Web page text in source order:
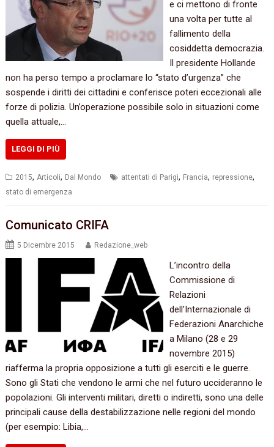
e ci mettono di fronte
una volta per tutte al
fallimento della
cosiddetta democrazia.‭
‬Il presidente Hollande
non ha perso tempo a proclamare lo‭ “‬stato d’urgenza‭” ‬che
sospende i diritti dei cittadini e conferisce poteri eccezionali alle
forze di polizia.‭ ‬Un’operazione possibile solo in situazioni come
quella attuale,‭…
LEGGI DI PIÙ
2015, Articoli, Dal Mondo attentati di Parigi, Francia, repressione,
stato di emergenza
Comunicato CRIFA
5 Dicembre 2015 Redazione_web
L’incontro della
Commissione di
Relazioni
dell’Internazionale di
Federazioni Anarchiche
a Milano‭ (‬28‭ ‬e‭ ‬29‭
‬novembre‭ ‬2015‭)
‬riafferma la propria opposizione a tutti gli eserciti e le guerre.‭
‬Sono gli Stati che vendono le armi che nel futuro uccideranno le
popolazioni.‭ ‬Gli interventi militari,‭ ‬diretti o indiretti,‭ ‬sono una delle
principali cause della destabilizzazione nelle regioni del mondo‭
(‬per esempio:‭ ‬Libia,‭…